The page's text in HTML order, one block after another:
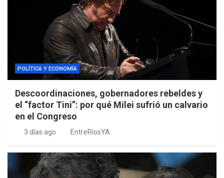
POLÍTICA Y ECONOMÍA
Descoordinaciones, gobernadores rebeldes y
el “factor Tini”: por qué Milei sufrió un calvario
en el Congreso
3 días ago EntreRíosYA